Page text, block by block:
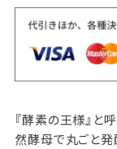
『酵素の王様』と
然酵母で丸ごと発